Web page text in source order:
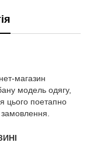
магазин
модель одягу,
цього поетапно